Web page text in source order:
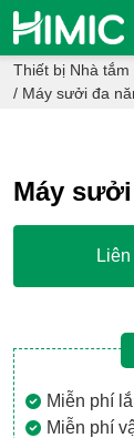
Thiết bị Nhà
/ Máy sưởi đa
Máy
Miễn phí
Miễn phí